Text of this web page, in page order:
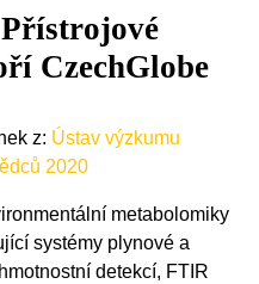
Přístrojové
CzechGlobe
z: Ústav výzkumu
2020
metabolomiky
systémy plynové a
detekcí, FTIR